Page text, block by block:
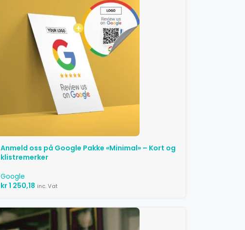
Anmeld oss ​​på Google Pakke «Minimal» – Kort og
klistremerker
Google
kr1 250,18 inc. Vat